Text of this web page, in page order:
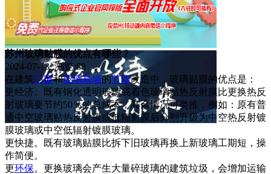
苏州玻璃贴膜的优点有哪些？
2024-07-13 浏览:88
在建筑门窗和玻璃幕墙的节能改造中，玻璃贴膜的优点是：
更经济。既有钢化透明玻璃或着色玻璃贴热反射膜比更换热反
射玻璃要节约50％的总成本，其余情况可类推，例如：原有普
通中空玻璃贴热反射膜或低辐射膜后分别升级为中空热反射镀
膜玻璃或中空低辐射镀膜玻璃。
更快捷。既有玻璃贴膜比拆下旧玻璃再换上新玻璃工期短，操
作简便。
更环保。更换玻璃会产生大量碎玻璃的建筑垃圾，会增加运输